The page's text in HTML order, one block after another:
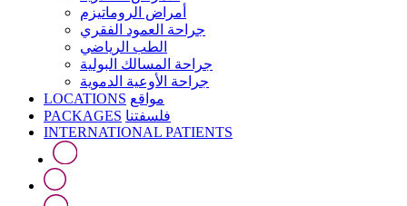
أمراض الروماتيزم
جراحة العمود الفقري
الطب الرياضي
جراحة المسالك البولية
جراحة الأوعية الدموية
LOCATIONS مواقع
PACKAGES فلسفتنا
INTERNATIONAL PATIENTS